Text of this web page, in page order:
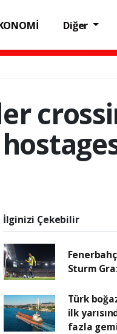
Diğer
İlginizi Çekebilir
Sturm
Türk
ilk
fazla